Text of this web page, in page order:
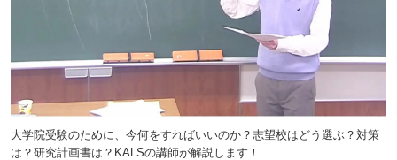
大学院受験のために、今何をすればいいのか？志望校はどう選ぶ？対策
は？研究計画書は？KALSの講師が解説します！